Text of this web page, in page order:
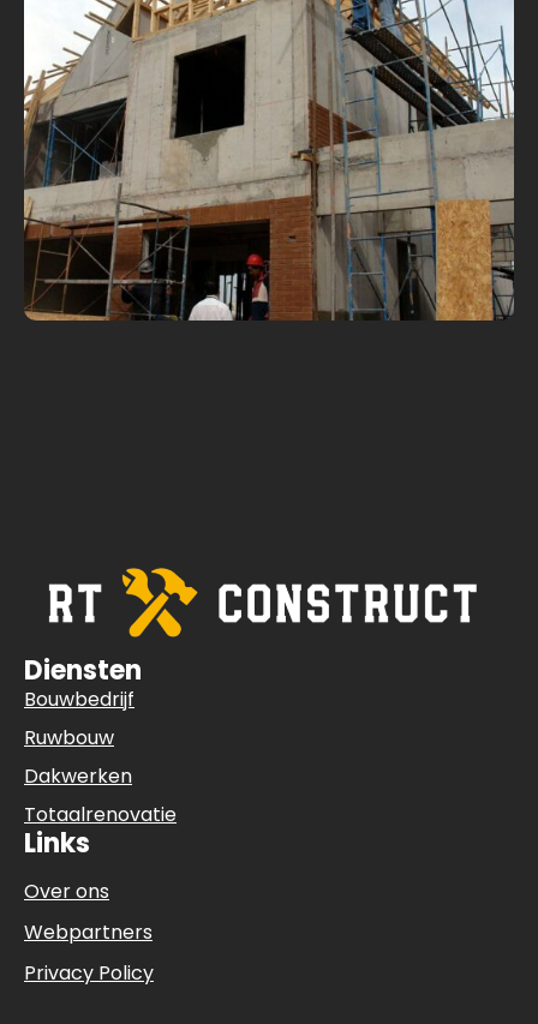
Diensten
Bouwbedrijf
Ruwbouw
Dakwerken
Totaalrenovatie
Links
Over ons
Webpartners
Privacy Policy